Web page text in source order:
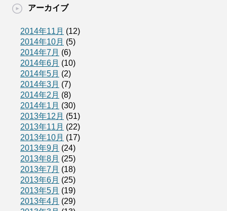
アーカイブ
2014年11月 (12)
2014年10月 (5)
2014年7月 (6)
2014年6月 (10)
2014年5月 (2)
2014年3月 (7)
2014年2月 (8)
2014年1月 (30)
2013年12月 (51)
2013年11月 (22)
2013年10月 (17)
2013年9月 (24)
2013年8月 (25)
2013年7月 (18)
2013年6月 (25)
2013年5月 (19)
2013年4月 (29)